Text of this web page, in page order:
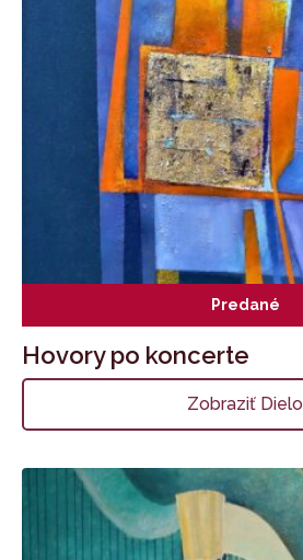
Predané
Hovory po koncerte
Zobraziť Dielo